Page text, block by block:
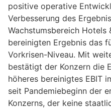
positive operative
Verbesserung des
Wachstumsbereich Hotels
bereinigten Ergebnis das
Vorkrisen-Niveau. Mit
bestätigt der Konzern die
höheres bereinigtes EBIT
seit Pandemiebeginn der
Konzerns, der keine